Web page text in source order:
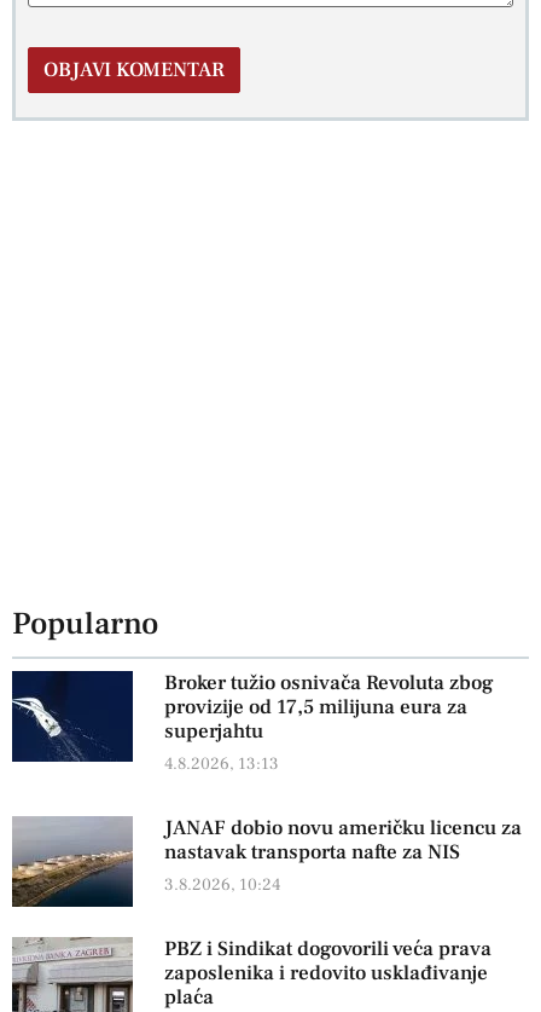
Popularno
Broker tužio osnivača Revoluta zbog
provizije od 17,5 milijuna eura za
superjahtu
4.8.2026, 13:13
JANAF dobio novu američku licencu za
nastavak transporta nafte za NIS
3.8.2026, 10:24
PBZ i Sindikat dogovorili veća prava
zaposlenika i redovito usklađivanje
plaća